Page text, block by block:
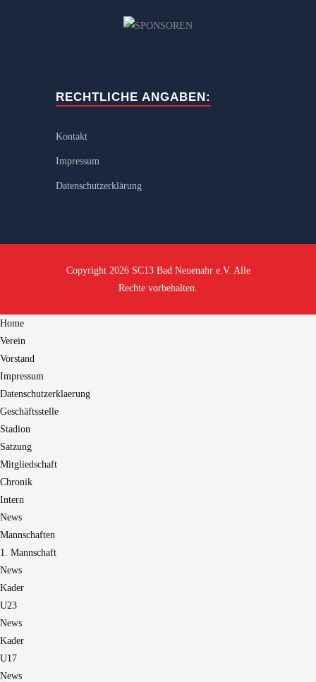
RECHTLICHE ANGABEN:
Kontakt
Impressum
Datenschutzerklärung
Copyright 2026 SC13 Bad Neuenahr e.V. Alle
Rechte vorbehalten.
Home
Verein
Vorstand
Impressum
Datenschutzerklaerung
Geschäftsstelle
Stadion
Satzung
Mitgliedschaft
Chronik
Intern
News
Mannschaften
1. Mannschaft
News
Kader
U23
News
Kader
U17
News